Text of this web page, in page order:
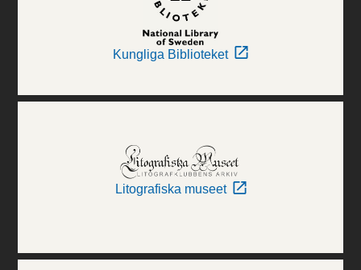
Kungliga Biblioteket
Litografiska museet